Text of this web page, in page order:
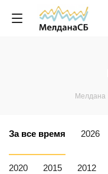
Мелдана
За все время 2026
2020 2015 2012